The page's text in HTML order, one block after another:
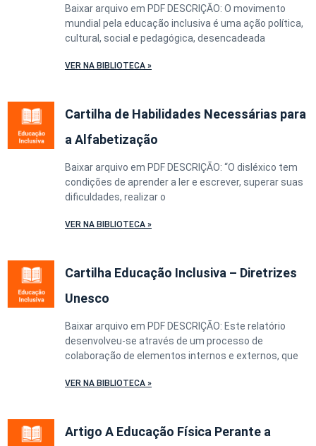
Baixar arquivo em PDF DESCRIÇÃO: O movimento
mundial pela educação inclusiva é uma ação política,
cultural, social e pedagógica, desencadeada
VER NA BIBLIOTECA »
Cartilha de Habilidades Necessárias para
a Alfabetização
Baixar arquivo em PDF DESCRIÇÃO: “O disléxico tem
condições de aprender a ler e escrever, superar suas
dificuldades, realizar o
VER NA BIBLIOTECA »
Cartilha Educação Inclusiva – Diretrizes
Unesco
Baixar arquivo em PDF DESCRIÇÃO: Este relatório
desenvolveu-se através de um processo de
colaboração de elementos internos e externos, que
VER NA BIBLIOTECA »
Artigo A Educação Física Perante a